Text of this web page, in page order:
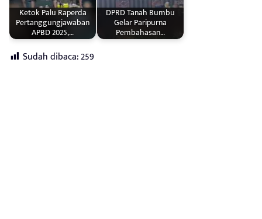
Ketok Palu Raperda
Pertanggungjawaban
APBD 2025,…
DPRD Tanah Bumbu
Gelar Paripurna
Pembahasan…
Sudah dibaca:259